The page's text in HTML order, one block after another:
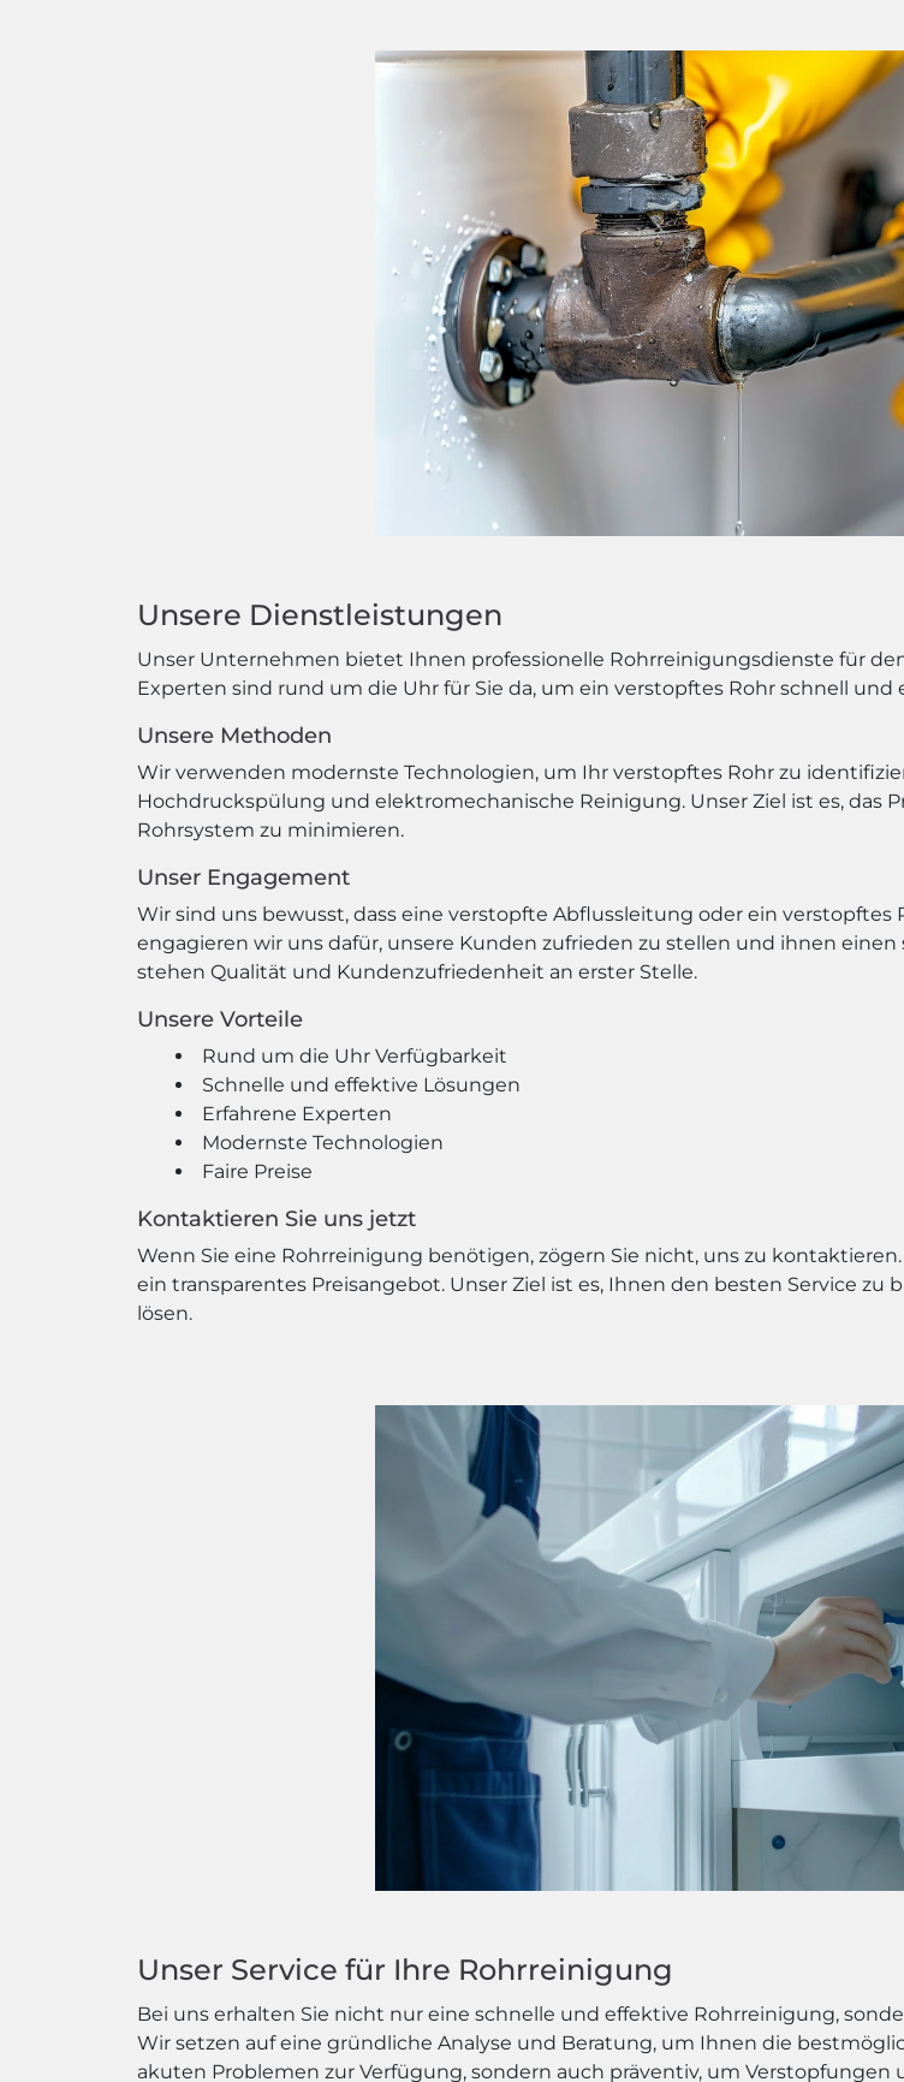
Unsere Dienstleistungen
Unser Unternehmen bietet Ihnen professionelle Rohrreinigungsdienste für
Experten sind rund um die Uhr für Sie da, um ein verstopftes Rohr schnell und
Unsere Methoden
Wir verwenden modernste Technologien, um Ihr verstopftes Rohr zu
Hochdruckspülung und elektromechanische Reinigung. Unser Ziel ist es, das
Rohrsystem zu minimieren.
Unser Engagement
Wir sind uns bewusst, dass eine verstopfte Abflussleitung oder ein
engagieren wir uns dafür, unsere Kunden zufrieden zu stellen und ihnen
stehen Qualität und Kundenzufriedenheit an erster Stelle.
Unsere Vorteile
Rund um die Uhr Verfügbarkeit
Schnelle und effektive Lösungen
Erfahrene Experten
Modernste Technologien
Faire Preise
Kontaktieren Sie uns jetzt
Wenn Sie eine Rohrreinigung benötigen, zögern Sie nicht, uns zu
ein transparentes Preisangebot. Unser Ziel ist es, Ihnen den besten Service
lösen.
Unser Service für Ihre Rohrreinigung
Bei uns erhalten Sie nicht nur eine schnelle und effektive Rohrreinigung,
Wir setzen auf eine gründliche Analyse und Beratung, um Ihnen die
akuten Problemen zur Verfügung, sondern auch präventiv, um